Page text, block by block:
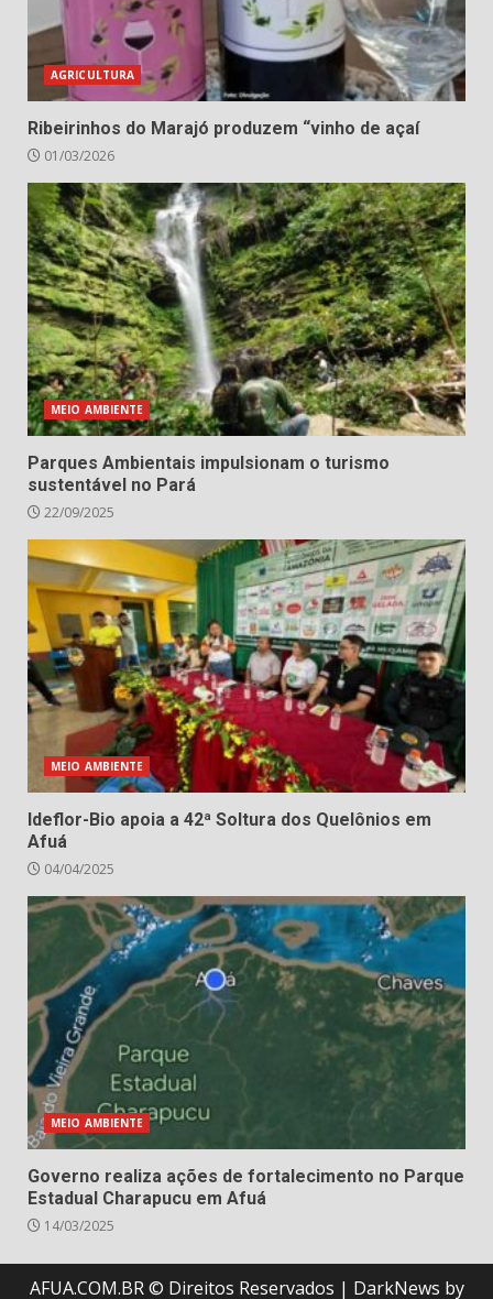
AGRICULTURA
Ribeirinhos do Marajó produzem “vinho de açaí
01/03/2026
MEIO AMBIENTE
Parques Ambientais impulsionam o turismo
sustentável no Pará
22/09/2025
MEIO AMBIENTE
Ideflor-Bio apoia a 42ª Soltura dos Quelônios em
Afuá
04/04/2025
MEIO AMBIENTE
Governo realiza ações de fortalecimento no Parque
Estadual Charapucu em Afuá
14/03/2025
AFUA.COM.BR © Direitos Reservados | DarkNews by